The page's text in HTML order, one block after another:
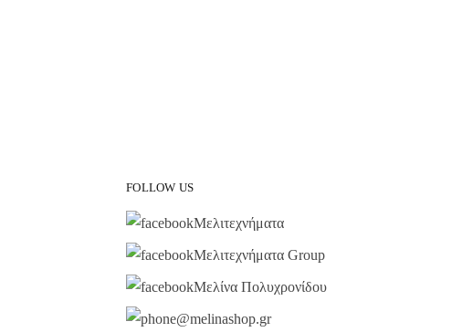
FOLLOW US
Μελιτεχνήματα
Μελιτεχνήματα Group
Μελίνα Πολυχρονίδου
@melinashop.gr